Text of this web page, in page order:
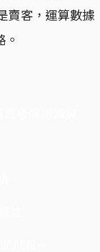
賣客，運算數據